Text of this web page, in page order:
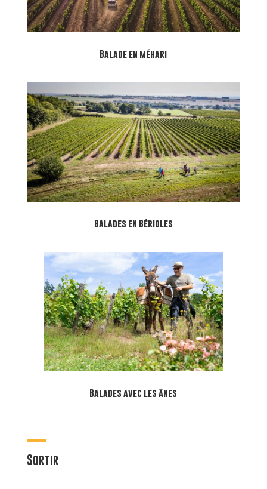
Balade en méhari
Balades en Bérioles
Balades avec les ânes
Sortir